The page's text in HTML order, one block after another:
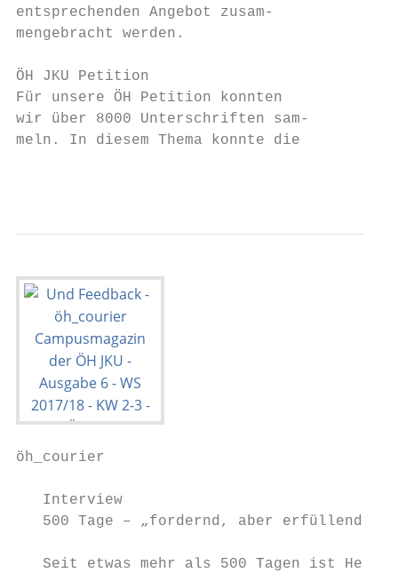
entsprechenden Angebot zusam-
mengebracht werden.
ÖH JKU Petition
Für unsere ÖH Petition konnten
wir über 8000 Unterschriften sam-
meln. In diesem Thema konnte die
öh_courier
   Interview
   500 Tage – „fordernd, aber erfüllend“
Seit etwas mehr als 500 Tagen ist